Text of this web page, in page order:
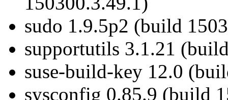
sudo 1.9.5p2 (build
supportutils 3.1.21
suse-build-key 12.0
sysconfig 0.85.9 (build